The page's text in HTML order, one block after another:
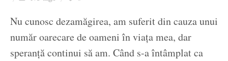
Nu cunosc dezamăgirea, am suferit din cauza unui
număr oarecare de oameni în viața mea, dar
speranță continui să am. Când s-a întâmplat ca